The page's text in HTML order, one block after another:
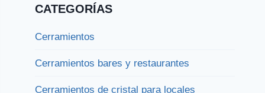
CATEGORÍAS
Cerramientos
Cerramientos bares y restaurantes
Cerramientos de cristal para locales